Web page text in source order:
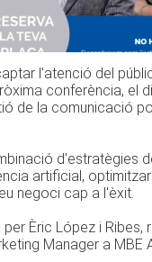
l'atenció del
conferència, el
de la comunicació
d'estratègies
artificial,
negoci cap a l'èxit.
Èric López i Ribes,
Manager a MBE